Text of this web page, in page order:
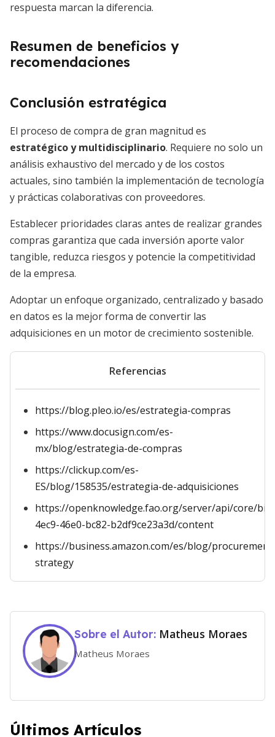
respuesta marcan la diferencia.
Resumen de beneficios y
recomendaciones
Conclusión estratégica
El proceso de compra de gran magnitud es
estratégico y multidisciplinario. Requiere no solo un
análisis exhaustivo del mercado y de los costos
actuales, sino también la implementación de tecnología
y prácticas colaborativas con proveedores.
Establecer prioridades claras antes de realizar grandes
compras garantiza que cada inversión aporte valor
tangible, reduzca riesgos y potencie la competitividad
de la empresa.
Adoptar un enfoque organizado, centralizado y basado
en datos es la mejor forma de convertir las
adquisiciones en un motor de crecimiento sostenible.
Referencias
https://blog.pleo.io/es/estrategia-compras
https://www.docusign.com/es-
mx/blog/estrategia-de-compras
https://clickup.com/es-
ES/blog/158535/estrategia-de-adquisiciones
https://openknowledge.fao.org/server/api/core/
4ec9-46e0-bc82-b2df9ce23a3d/content
https://business.amazon.com/es/blog/
strategy
Sobre el Autor: Matheus Moraes
Matheus Moraes
Últimos Artículos